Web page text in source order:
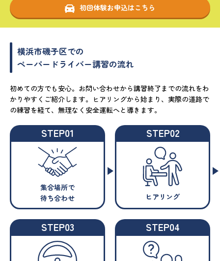
初回体験お申込はこちら
横浜市磯子区での
ペーパードライバー講習の流れ
初めての方でも安心。お問い合わせから講習終了までの流れをわ
かりやすくご紹介します。ヒアリングから始まり、実際の道路で
の練習を経て、無理なく安全運転へと導きます。
STEP01
集合場所で
待ち合わせ
STEP02
ヒアリング
STEP03 STEP04